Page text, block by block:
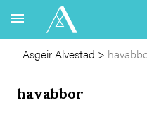
Asgeir Alvestad >
havabbor